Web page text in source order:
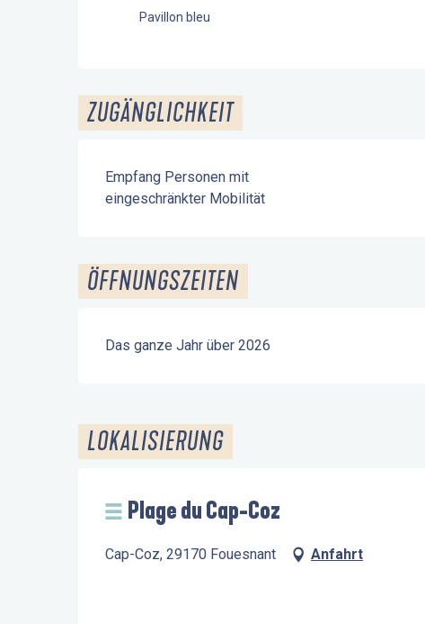
Pavillon bleu
ZUGÄNGLICHKEIT
Empfang Personen mit
eingeschränkter Mobilität
ÖFFNUNGSZEITEN
Das ganze Jahr über 2026
LOKALISIERUNG
Plage du Cap-Coz
Cap-Coz, 29170 Fouesnant Anfahrt